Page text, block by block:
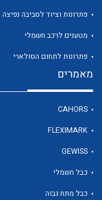
לכל מוצרי היצרן
פתרונות וציוד לסביבה נפיצה EX
מטענים לרכב חשמלי
פתרונות לתחום הסולארי
מאמרים
CAHORS
FLEXIMARK
GEWISS
כבל חשמלי
כבל מתח גבוה